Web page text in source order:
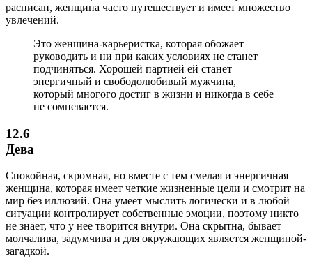
расписан, женщина часто путешествует и имеет множество
увлечений.
Это женщина-карьеристка, которая обожает
руководить и ни при каких условиях не станет
подчиняться. Хорошей партией ей станет
энергичный и свободолюбивый мужчина,
который многого достиг в жизни и никогда в себе
не сомневается.
12.6
Дева
Спокойная, скромная, но вместе с тем смелая и энергичная
женщина, которая имеет четкие жизненные цели и смотрит на
мир без иллюзий. Она умеет мыслить логически и в любой
ситуации контролирует собственные эмоции, поэтому никто
не знает, что у нее творится внутри. Она скрытна, бывает
молчалива, задумчива и для окружающих является женщиной-
загадкой.